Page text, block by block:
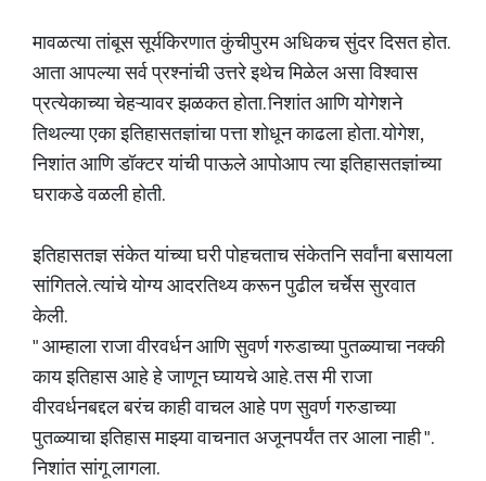
मावळत्या तांबूस सूर्यकिरणात कुंचीपुरम अधिकच सुंदर दिसत होत.
आता आपल्या सर्व प्रश्नांची उत्तरे इथेच मिळेल असा विश्वास
प्रत्येकाच्या चेहऱ्यावर झळकत होता. निशांत आणि योगेशने
तिथल्या एका इतिहासतज्ञांचा पत्ता शोधून काढला होता. योगेश,
निशांत आणि डॉक्टर यांची पाऊले आपोआप त्या इतिहासतज्ञांच्या
घराकडे वळली होती.
इतिहासतज्ञ संकेत यांच्या घरी पोहचताच संकेतनि सर्वांना बसायला
सांगितले. त्यांचे योग्य आदरतिथ्य करून पुढील चर्चेस सुरवात
केली.
" आम्हाला राजा वीरवर्धन आणि सुवर्ण गरुडाच्या पुतळ्याचा नक्की
काय इतिहास आहे हे जाणून घ्यायचे आहे. तस मी राजा
वीरवर्धनबद्दल बरंच काही वाचल आहे पण सुवर्ण गरुडाच्या
पुतळ्याचा इतिहास माझ्या वाचनात अजूनपर्यंत तर आला नाही ".
निशांत सांगू लागला.